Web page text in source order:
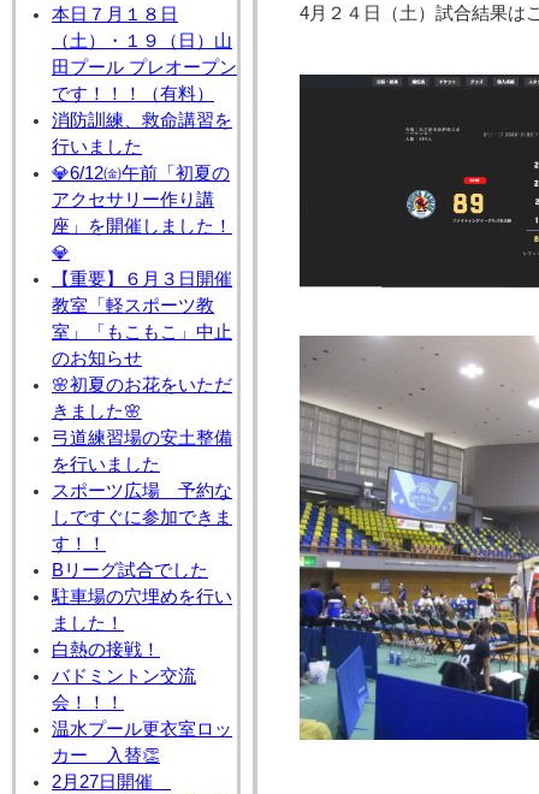
本日７月１８日
（土）・１９（日）山
田プール プレオープン
です！！！（有料）
消防訓練、救命講習を
行いました
💎6/12㈮午前「初夏の
アクセサリー作り講
座」を開催しました！
💎
【重要】６月３日開催
教室「軽スポーツ教
室」「もこもこ」中止
のお知らせ
🌸初夏のお花をいただ
きました🌸
弓道練習場の安土整備
を行いました
スポーツ広場 予約な
しですぐに参加できま
す！！
Bリーグ試合でした
駐車場の穴埋めを行い
ました！
白熱の接戦！
バドミントン交流
会！！！
温水プール更衣室ロッ
カー 入替👏
2月27日開催
4月２４日（土）試合結果は